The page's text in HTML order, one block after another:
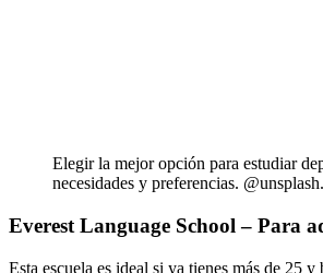
Elegir la mejor opción para estudiar
necesidades y preferencias. @unsplash.
Everest Language School – Para
Esta escuela es ideal si ya tienes más de 25 y